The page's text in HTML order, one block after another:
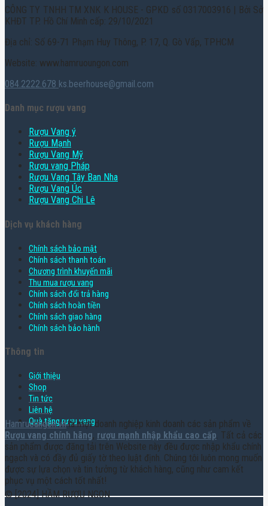
CÔNG TY TNHH TM XNK K HOUSE - GPKD số 0317003916 | Bởi Sở
KHĐT TP. Hồ Chí Minh cấp: 29/10/2021
Địa chỉ: Số 69-71 Phạm Huy Thông, P. 17, Q. Gò Vấp, TPHCM
Website: www.hamruoungon.com
084.2222.678 ks.beerhouse@gmail.com
Danh mục rượu vang
Rượu Vang ý
Rượu Mạnh
Rượu Vang Mỹ
Rượu vang Pháp
Rượu Vang Tây Ban Nha
Rượu Vang Úc
Rượu Vang Chi Lê
Dịch vụ khách hàng
Chính sách bảo mật
Chính sách thanh toán
Chương trình khuyến mãi
Thu mua rượu vang
Chính sách đổi trả hàng
Chính sách hoàn tiền
Chính sách giao hàng
Chính sách bảo hành
Thông tin
Giới thiệu
Shop
Tin tức
Liên hệ
Quà tặng rượu vang
Hamruoungon.vnlà một doanh nghiệp kinh doanh các sản phẩm về
Rượu vang chính hãng, rượu mạnh nhập khẩu cao cấp. Tất cả các
sản phẩm được đăng tải trên Website này đều được nhập khẩu chính
ngạch và có đầy đủ giấy tờ theo luật định. Chúng tôi luôn mong muốn
được sự lựa chọn và tin tưởng từ khách hàng, cũng như cam kết
phục vụ một cách tốt nhất!
© [2024] HẦM RƯỢU NGON